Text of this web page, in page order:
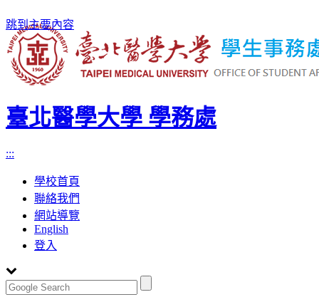
跳到主要內容
臺北醫學大學 學務處
:::
學校首頁
聯絡我們
網站導覽
English
登入